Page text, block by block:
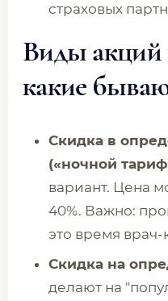
страховых
Виды акций
какие
Скидка в
(«ночной
вариант. Цена
40%. Важно:
это время врач-
Скидка на
делают на